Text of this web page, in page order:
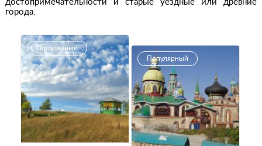
достопримечательности и старые уездные или древние
города.
Популярный
Популярный